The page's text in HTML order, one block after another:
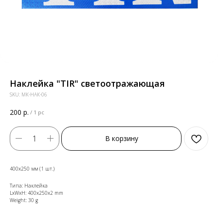
Наклейка "TIR" светоотражающая
SKU: МК-НАК-06
200 р. / 1 pc
В корзину
400х250 мм (1 шт.)
Типа: Наклейка
LxWxH: 400x250x2 mm
Weight: 30 g